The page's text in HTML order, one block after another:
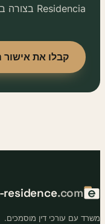
Residencia בצורה בטוחה, ברורה ומקצועית.
קבלו את אישור
e-residence.com
עם עורכי דין מוסמכים.